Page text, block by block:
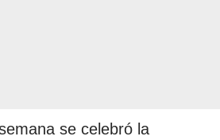
se celebró la